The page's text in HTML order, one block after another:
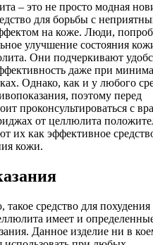
– это не просто модная
для борьбы с
на коже. Люди,
улучшение состояния
Они подчеркивают
даже при
Однако, как и у любого
поэтому перед
проконсультироваться с
от целлюлита
их как эффективное
кожи.
средство для похудения
имеет и
Данное изделие ни в